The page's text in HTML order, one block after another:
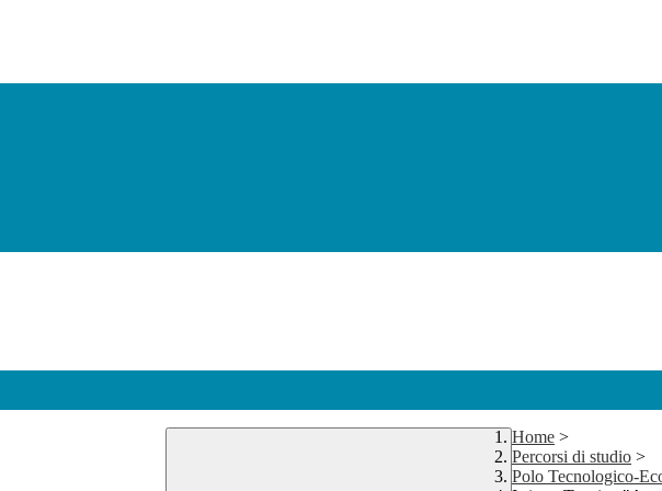
Home >
Percorsi di studio >
Polo Tecnologico-